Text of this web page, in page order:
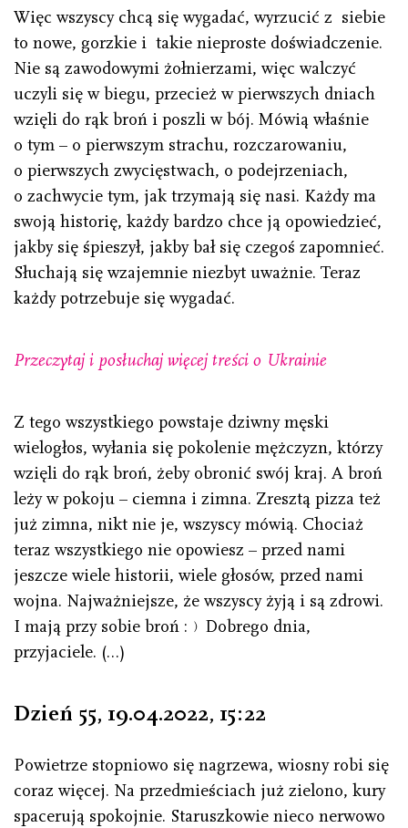
Więc wszyscy chcą się wygadać, wyrzucić z siebie
to nowe, gorzkie i takie nieproste doświadczenie.
Nie są zawodowymi żołnierzami, więc walczyć
uczyli się w biegu, przecież w pierwszych dniach
wzięli do rąk broń i poszli w bój. Mówią właśnie
o tym – o pierwszym strachu, rozczarowaniu,
o pierwszych zwycięstwach, o podejrzeniach,
o zachwycie tym, jak trzymają się nasi. Każdy ma
swoją historię, każdy bardzo chce ją opowiedzieć,
jakby się śpieszył, jakby bał się czegoś zapomnieć.
Słuchają się wzajemnie niezbyt uważnie. Teraz
każdy potrzebuje się wygadać.
Przeczytaj i posłuchaj więcej treści o Ukrainie
Z tego wszystkiego powstaje dziwny męski
wielogłos, wyłania się pokolenie mężczyzn, którzy
wzięli do rąk broń, żeby obronić swój kraj. A broń
leży w pokoju – ciemna i zimna. Zresztą pizza też
już zimna, nikt nie je, wszyscy mówią. Chociaż
teraz wszystkiego nie opowiesz – przed nami
jeszcze wiele historii, wiele głosów, przed nami
wojna. Najważniejsze, że wszyscy żyją i są zdrowi.
I mają przy sobie broń :﹚Dobrego dnia,
przyjaciele. (…)
Dzień 55, 19.04.2022, 15 : 22
Powietrze stopniowo się nagrzewa, wiosny robi się
coraz więcej. Na przedmieściach już zielono, kury
spacerują spokojnie. Staruszkowie nieco nerwowo